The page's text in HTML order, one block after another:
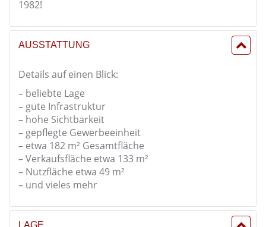
1982!
AUSSTATTUNG
Details auf einen Blick:
– beliebte Lage
– gute Infrastruktur
– hohe Sichtbarkeit
– gepflegte Gewerbeeinheit
– etwa 182 m² Gesamtfläche
– Verkaufsfläche etwa 133 m²
– Nutzfläche etwa 49 m²
– und vieles mehr
LAGE